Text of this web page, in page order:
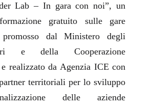
Lab – In gara con noi”, un
gratuito sulle gare
promosso dal Ministero degli
e della Cooperazione
realizzato da Agenzia ICE con
territoriali per lo sviluppo
delle aziende